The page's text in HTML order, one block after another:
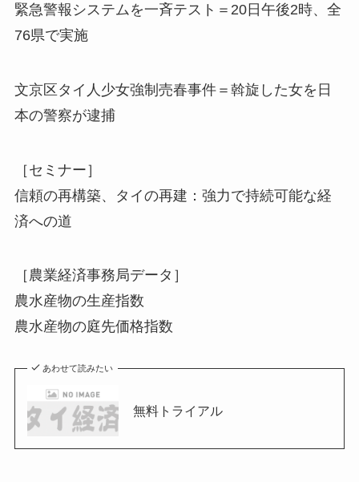
緊急警報システムを一斉テスト＝20日午後2時、全
76県で実施
文京区タイ人少女強制売春事件＝斡旋した女を日
本の警察が逮捕
［セミナー］
信頼の再構築、タイの再建：強力で持続可能な経
済への道
［農業経済事務局データ］
農水産物の生産指数
農水産物の庭先価格指数
あわせて読みたい
無料トライアル